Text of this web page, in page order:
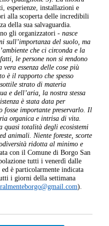
esperienze, installazioni e
alla scoperta delle incredibili
della sua salvaguardia.
gli organizzatori - nasce
sull’importanza del suolo, ma
che ci circonda e la
le persone non si rendono
essenza delle cose più
è il rapporto che spesso
strato di materia
e dell’aria, la nostra stessa
è stata data per
fosse importante preservarlo. Il
organica e intrisa di vita.
quasi totalità degli ecosistemi
animali. Niente foreste, scorte
ridotta al minimo e
con il Comune di Borgo San
tutti i venerdì dalle
è particolarmente indicata
i giorni della settimana
).